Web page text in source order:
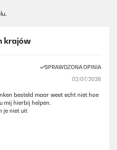
krajów
SPRAWDZONA OPINIA
02/07/2026
besteld maar weet echt niet hoe
mij hierbij helpen.
je niet uit